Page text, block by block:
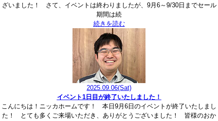
ざいました！ さて、イベントは終わりましたが、9月6～9/30日までセール
期間は続
続きを読む
2025.09.06(Sat)
イベント1日目が終了いたしました！
こんにちは！ニッカホームです！ 本日9月6日のイベントが終了いたしまし
た！ とても多くご来場いただき、ありがとうございました！ 皆様のおか